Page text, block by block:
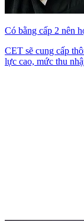
Có bằng cấp 2 nên
CET sẽ cung cấp
lực cao, mức thu